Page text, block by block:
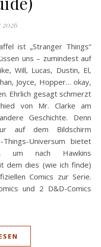
uns – zumindest auf
Will, Lucas, Dustin, El,
Joyce, Hopper… okay,
Ehrlich gesagt schmerzt
von Mr. Clarke am
Geschichte. Denn
auf dem Bildschirm
Universum bietet
um nach Hawkins
dem dies (wie ich finde)
Comics zur Serie.
und 2 D&D-Comics